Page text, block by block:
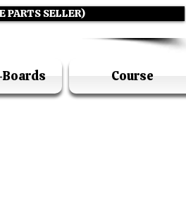
PARTS SELLER)
Course